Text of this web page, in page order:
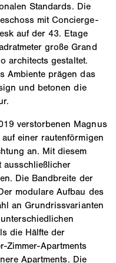
Standards. Die
mit Concierge-
auf der 43. Etage
große Grand
architects gestaltet.
Ambiente prägen das
und betonen die
verstorbenen Magnus
einer rautenförmigen
an. Mit diesem
ausschließlicher
Die Bandbreite der
modulare Aufbau des
an Grundrissvarianten
die Hälfte der
Zimmer-Apartments
Apartments. Die